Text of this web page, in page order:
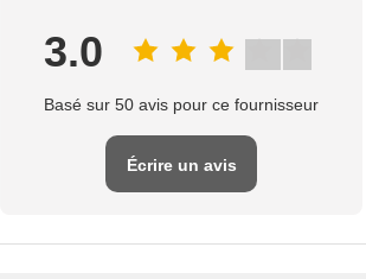
3.0
Basé sur 50 avis pour ce fournisseur
Écrire un avis